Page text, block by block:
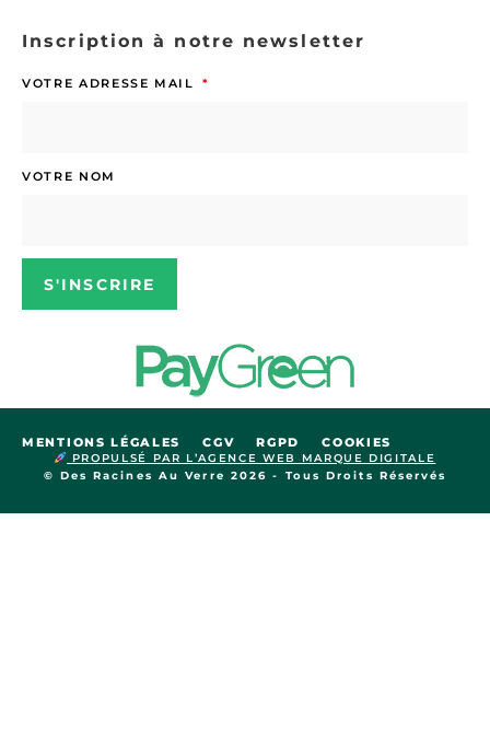
Inscription à notre newsletter
VOTRE ADRESSE MAIL
VOTRE NOM
S'INSCRIRE
© Des Racines Au Verre 2026 - Tous Droits Réservés
PROPULSÉ PAR L’AGENCE WEB MARQUE DIGITALE
MENTIONS LÉGALES CGV RGPD COOKIES